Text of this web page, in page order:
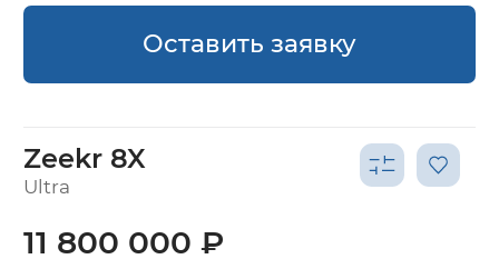
Оставить заявку
Zeekr 8X
Ultra
11 800 000 ₽